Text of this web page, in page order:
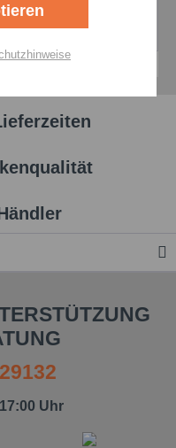
Uhr
Aktiv